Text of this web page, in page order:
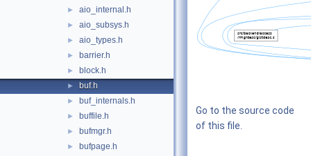
► aio_internal.h
► aio_subsys.h
► aio_types.h
► barrier.h
► block.h
► buf.h
► buf_internals.h
► buffile.h
► bufmgr.h
► bufpage.h
Go to the source code
of this file.